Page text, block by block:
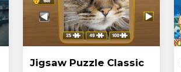
Jigsaw Puzzle Classic